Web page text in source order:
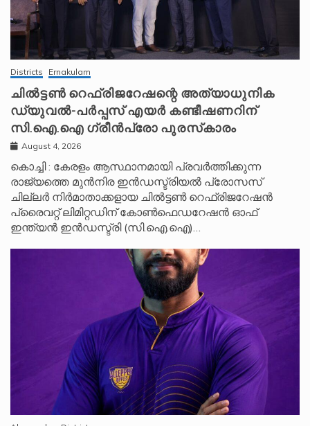
Districts Ernakulam
ചിൽട്ടൺ റെഫ്രിജറേഷന്റെ അത്യാധുനിക
ഡ്യുവൽ-പർപ്പസ് എയർ കണ്ടീഷണറിന്
സി.ഐ.ഐ ഗ്രീൻപ്രോ പുരസ്‌കാരം
August 4, 2026
കൊച്ചി : കേരളം ആസ്ഥാനമായി പ്രവർത്തിക്കുന്ന
രാജ്യത്തെ മുൻനിര ഇൻഡസ്ട്രിയൽ പ്രോസസ്
ചില്ലർ നിർമാതാക്കളായ ചിൽട്ടൺ റെഫ്രിജറേഷൻ
പ്രൈവറ്റ് ലിമിറ്റഡിന് കോൺഫെഡറേഷൻ ഓഫ്
ഇന്ത്യൻ ഇൻഡസ്ട്രി (സി.ഐ.ഐ)…